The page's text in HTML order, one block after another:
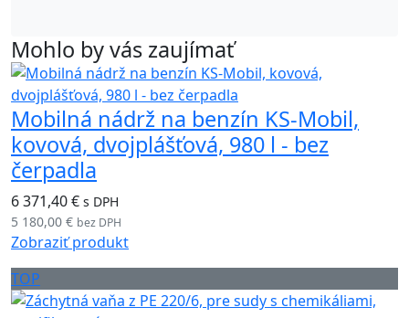
Mohlo by vás zaujímať
Mobilná nádrž na benzín KS-Mobil,
kovová, dvojplášťová, 980 l - bez
čerpadla
6 371,40 € s DPH
5 180,00 € bez DPH
Zobraziť produkt
TOP